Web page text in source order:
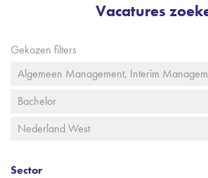
Vacatures
Gekozen filters
Algemeen Management, Interim
Bachelor
Nederland West
Sector